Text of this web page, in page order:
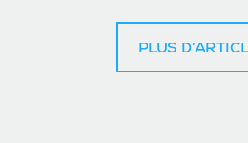
PLUS